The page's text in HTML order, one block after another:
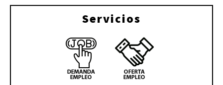
Servicios